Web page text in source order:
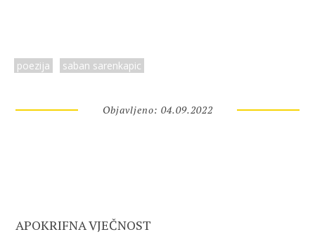
poezija saban sarenkapic
Objavljeno: 04.09.2022
APOKRIFNA VJEČNOST